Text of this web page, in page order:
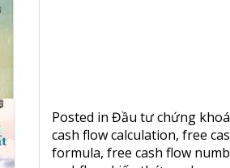
Posted in Đầu tư chứng
cash flow calculation, free
formula, free cash flow